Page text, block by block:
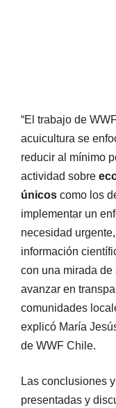
“El trabajo de
acuicultura se
reducir al mínimo
actividad sobre
únicos como los
implementar un
necesidad
información
con una mirada
avanzar en
comunidades
explicó María
de WWF Chile.
Las conclusiones
presentadas y